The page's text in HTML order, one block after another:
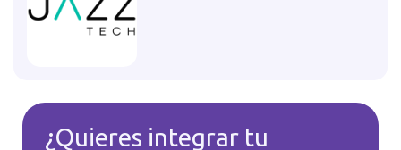
¿Quieres integrar tu